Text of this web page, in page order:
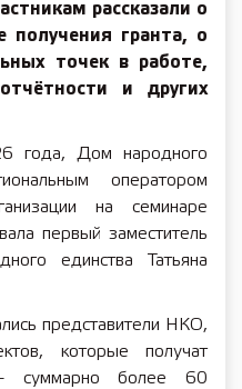
рассказали о
получения гранта, о
точек в работе,
и других
года, Дом народного
оператором
на семинаре
первый заместитель
единства Татьяна
представители НКО,
которые получат
суммарно более 60